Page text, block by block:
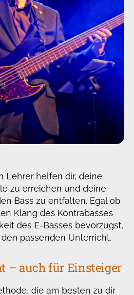
Lehrer helfen dir, deine
zu erreichen und deine
Bass zu entfalten. Egal ob
Klang des Kontrabasses
des E-Basses bevorzugst,
passenden Unterricht.
– auch für Einsteiger
die am besten zu dir